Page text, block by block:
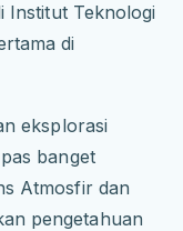
Institut Teknologi
di
eksplorasi
banget
Atmosfir dan
pengetahuan